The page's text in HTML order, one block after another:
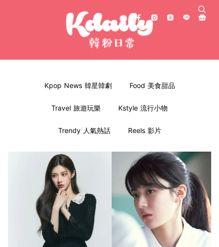
Kpop News 韓星韓劇 Food 美食甜品
Travel 旅遊玩樂 Kstyle 流行小物
Trendy 人氣熱話 Reels 影片